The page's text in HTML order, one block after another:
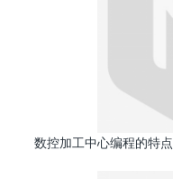
数控加工中心编程的特点